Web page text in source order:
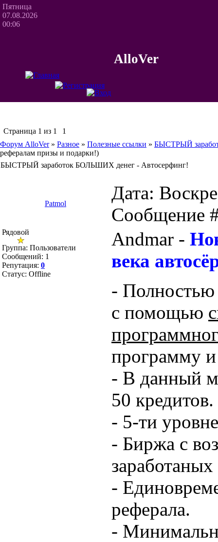
Пятница
07.08.2026
00:06
AlloVer
Страница 1 из 1
1
Форум AlloVer » Разное » Полезные ссылки » БЫСТРЫЙ
рефералам призы и подарки!)
БЫСТРЫЙ заработок БОЛЬШИХ денег - Автосерфинг!
Patmol
Дата:
Сообщение
Рядовой
Группа: Пользователи
Сообщений: 1
Репутация: 0
Статус: Offline
Andmar -
века
- Полностью
с помощью
программу
- В данный
50 кредитов.
- 5-ти
- Биржа с
-
реферала.
-